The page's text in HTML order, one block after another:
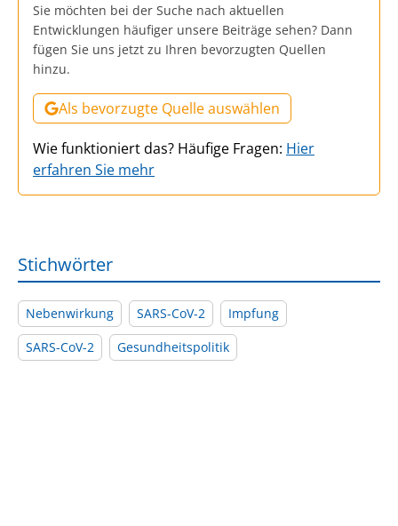
Sie möchten bei der Suche nach aktuellen
Entwicklungen häufiger unsere Beiträge sehen? Dann
fügen Sie uns jetzt zu Ihren bevorzugten Quellen
hinzu.
Als bevorzugte Quelle auswählen
Wie funktioniert das? Häufige Fragen: Hier
erfahren Sie mehr
Stichwörter
Nebenwirkung SARS-CoV-2
Impfung
SARS-CoV-2
Gesundheitspolitik